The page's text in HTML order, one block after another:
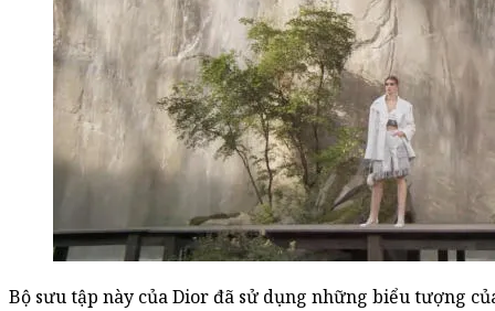
Bộ sưu tập này của Dior đã sử dụng những biểu tượng